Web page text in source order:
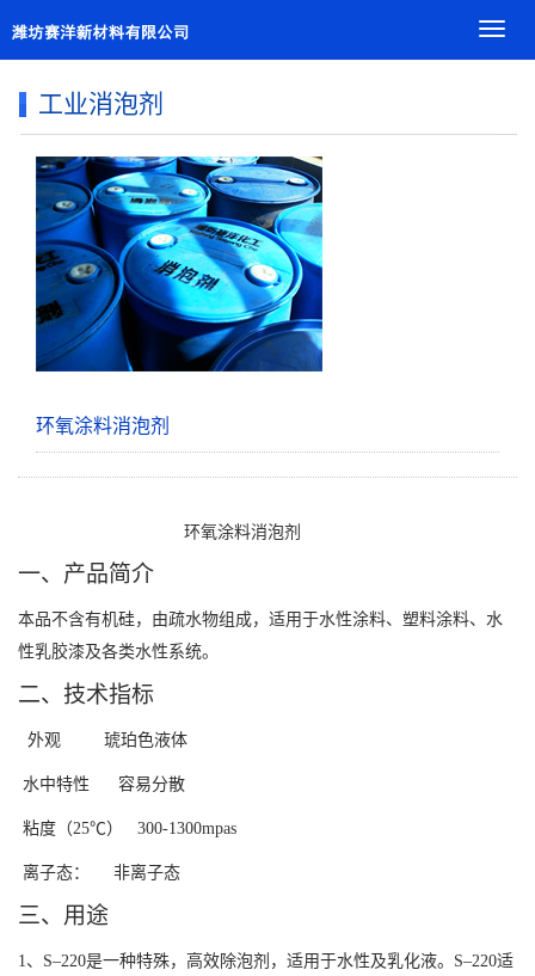
导
工业消泡剂
环氧涂料消泡剂
环氧涂料消泡剂
一、产品简介
本品不含有机硅，由疏水物组成，适用于水性涂料、塑料涂料、水
性乳胶漆及各类水性系统。
二、 技术指标
外观 琥珀色液体
水中特性 容易分散
粘度（25℃） 300-1300mpas
离子态： 非离子态
三、 用途
1、 S–220是一种特殊，高效除泡剂，适用于水性及乳化液。 S–220适